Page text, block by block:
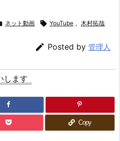
ネット動画  YouTube , 木村拓哉
 Posted by 管理人
します
Copy